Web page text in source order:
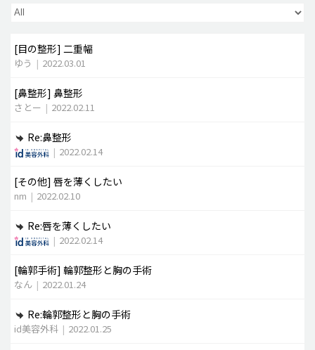
メンズ整形
idリアルストーリー
idニュース
安全整形
ご相談のお問い合わせ
[目の整形] 二重幅
ゆう | 2022.03.01
[鼻整形] 鼻整形
さとー | 2022.02.11
Re:鼻整形
| 2022.02.14
[その他] 唇を薄くしたい
nm | 2022.02.10
Re:唇を薄くしたい
| 2022.02.14
[輪郭手術] 輪郭整形と胸の手術
なん | 2022.01.24
Re:輪郭整形と胸の手術
id美容外科 | 2022.01.25